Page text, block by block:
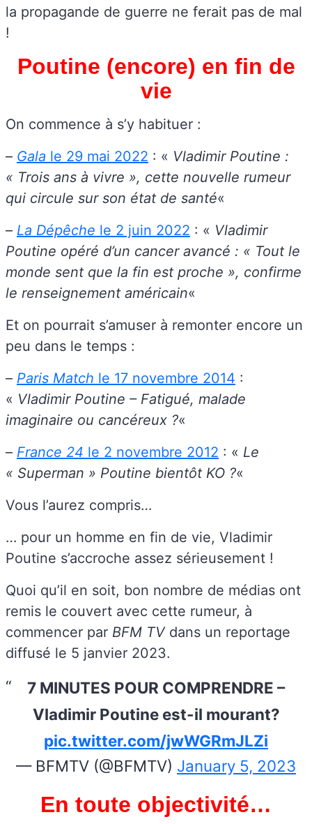
la propagande de guerre ne ferait pas de mal
!
Poutine (encore) en fin de
vie
On commence à s’y habituer :
– Gala le 29 mai 2022 : « Vladimir Poutine :
« Trois ans à vivre », cette nouvelle rumeur
qui circule sur son état de santé«
– La Dépêche le 2 juin 2022 : « Vladimir
Poutine opéré d’un cancer avancé : « Tout le
monde sent que la fin est proche », confirme
le renseignement américain«
Et on pourrait s’amuser à remonter encore un
peu dans le temps :
– Paris Match le 17 novembre 2014 :
« Vladimir Poutine – Fatigué, malade
imaginaire ou cancéreux ?«
– France 24 le 2 novembre 2012 : « Le
« Superman » Poutine bientôt KO ?«
Vous l’aurez compris…
… pour un homme en fin de vie, Vladimir
Poutine s’accroche assez sérieusement !
Quoi qu’il en soit, bon nombre de médias ont
remis le couvert avec cette rumeur, à
commencer par BFM TVdans un reportage
diffusé le 5 janvier 2023.
7 MINUTES POUR COMPRENDRE –
Vladimir Poutine est-il mourant?
pic.twitter.com/jwWGRmJLZi
— BFMTV (@BFMTV) January 5, 2023
En toute objectivité…